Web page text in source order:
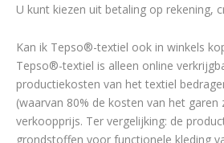
U kunt kiezen uit betaling op rekening,
Kan ik Tepso®-textiel ook in winkels
Tepso®-textiel is alleen online
productiekosten van het textiel
(waarvan 80% de kosten van het garen
verkoopprijs. Ter vergelijking: de
grondstoffen voor functionele kleding